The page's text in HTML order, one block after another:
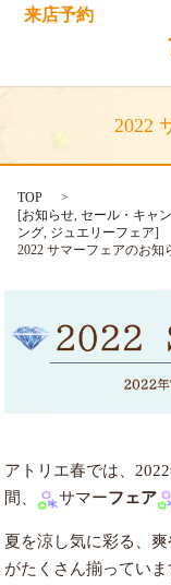
来店予約
2022
TOP
[お知らせ ,セール・キャ
ング ジュエリーフェア]
2022 サマーフェアのお知
アトリエ春では、
間、
サマーフェア
夏を涼し気に彩る、
がたくさん揃っていま